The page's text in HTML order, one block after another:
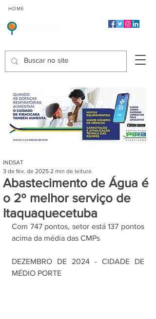
HOME
Abastecimento de Água é
o 2º melhor serviço de
Itaquaquecetuba
INDSAT
3 de fev. de 2025 2 min de leitura
Com 747 pontos, setor está 137 pontos
acima da média das CMPs
DEZEMBRO DE 2024 - CIDADE DE
MÉDIO PORTE